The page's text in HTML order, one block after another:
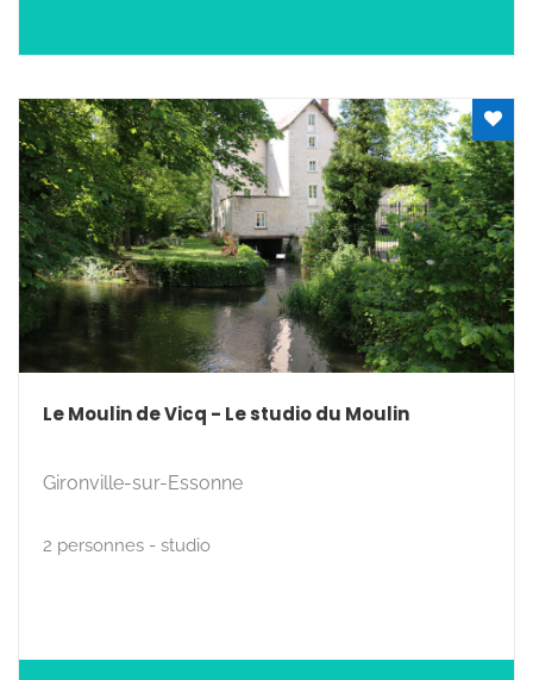
Le Moulin de Vicq - Le studio du Moulin
Gironville-sur-Essonne
2 personnes - studio